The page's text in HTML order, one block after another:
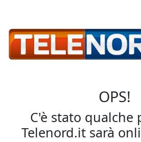
OPS!
C'è stato qualche
Telenord.it sarà